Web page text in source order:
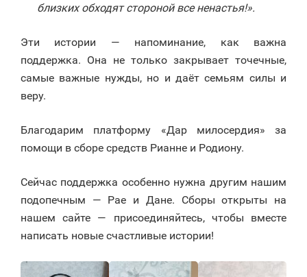
близких обходят стороной все ненастья!».
Эти истории — напоминание, как важна
поддержка. Она не только закрывает точечные,
самые важные нужды, но и даёт семьям силы и
веру.
Благодарим платформу «Дар милосердия» за
помощи в сборе средств Рианне и Родиону.
Сейчас поддержка особенно нужна другим нашим
подопечным — Рае и Дане. Сборы открыты на
нашем сайте — присоединяйтесь, чтобы вместе
написать новые счастливые истории!